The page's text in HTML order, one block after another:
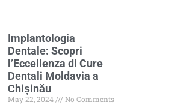
Implantologia
Dentale: Scopri
l’Eccellenza di Cure
Dentali Moldavia a
Chișinău
May 22, 2024 No Comments